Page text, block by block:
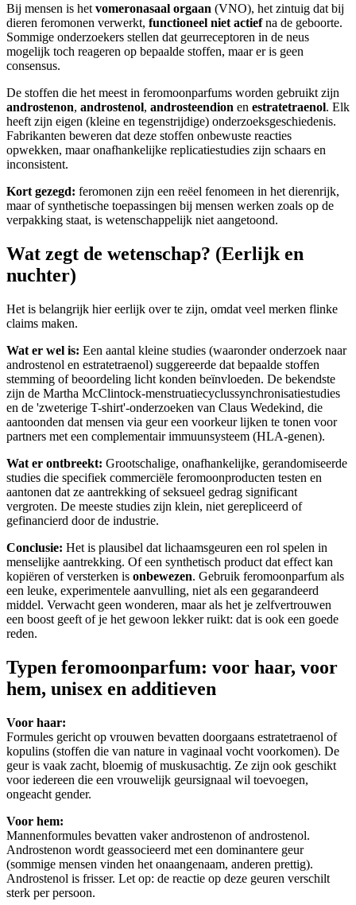
Bij mensen is het vomeronasaal orgaan (VNO), het zintuig dat bij
dieren feromonen verwerkt, functioneel niet actiefna de geboorte.
Sommige onderzoekers stellen dat geurreceptoren in de neus
mogelijk toch reageren op bepaalde stoffen, maar er is geen
consensus.
De stoffen die het meest in feromoonparfums worden gebruikt zijn
androstenon, androstenol, androsteendion en estratetraenol. Elk
heeft zijn eigen (kleine en tegenstrijdige) onderzoeksgeschiedenis.
Fabrikanten beweren dat deze stoffen onbewuste reacties
opwekken, maar onafhankelijke replicatiestudies zijn schaars en
inconsistent.
Kort gezegd: feromonen zijn een reëel fenomeen in het dierenrijk,
maar of synthetische toepassingen bij mensen werken zoals op de
verpakking staat, is wetenschappelijk niet aangetoond.
Wat zegt de wetenschap? (Eerlijk en
nuchter)
Het is belangrijk hier eerlijk over te zijn, omdat veel merken flinke
claims maken.
Wat er wel is: Een aantal kleine studies (waaronder onderzoek naar
androstenol en estratetraenol) suggereerde dat bepaalde stoffen
stemming of beoordeling licht konden beïnvloeden. De bekendste
zijn de Martha McClintock-menstruatiecyclussynchronisatiestudies
en de 'zweterige T-shirt'-onderzoeken van Claus Wedekind, die
aantoonden dat mensen via geur een voorkeur lijken te tonen voor
partners met een complementair immuunsysteem (HLA-genen).
Wat er ontbreekt: Grootschalige, onafhankelijke, gerandomiseerde
studies die specifiek commerciële feromoonproducten testen en
aantonen dat ze aantrekking of seksueel gedrag significant
vergroten. De meeste studies zijn klein, niet gerepliceerd of
gefinancierd door de industrie.
Conclusie: Het is plausibel dat lichaamsgeuren een rol spelen in
menselijke aantrekking. Of een synthetisch product dat effect kan
kopiëren of versterken is onbewezen. Gebruik feromoonparfum als
een leuke, experimentele aanvulling, niet als een gegarandeerd
middel. Verwacht geen wonderen, maar als het je zelfvertrouwen
een boost geeft of je het gewoon lekker ruikt: dat is ook een goede
reden.
Typen feromoonparfum: voor haar, voor
hem, unisex en additieven
Voor haar:
Formules gericht op vrouwen bevatten doorgaans estratetraenol of
kopulins (stoffen die van nature in vaginaal vocht voorkomen). De
geur is vaak zacht, bloemig of muskusachtig. Ze zijn ook geschikt
voor iedereen die een vrouwelijk geursignaal wil toevoegen,
ongeacht gender.
Voor hem:
Mannenformules bevatten vaker androstenon of androstenol.
Androstenon wordt geassocieerd met een dominantere geur
(sommige mensen vinden het onaangenaam, anderen prettig).
Androstenol is frisser. Let op: de reactie op deze geuren verschilt
sterk per persoon.